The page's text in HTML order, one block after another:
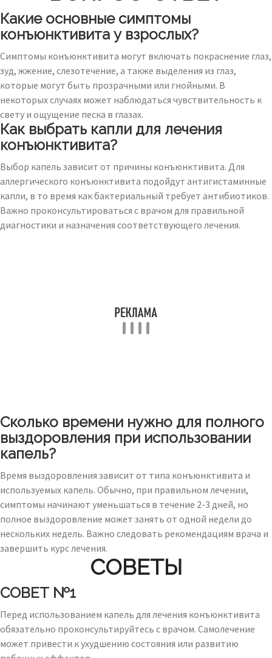
Какие основные симптомы
конъюнктивита у взрослых?
Симптомы конъюнктивита могут включать покраснение глаз,
зуд, жжение, слезотечение, а также выделения из глаз,
которые могут быть прозрачными или гнойными. В
некоторых случаях может наблюдаться чувствительность к
свету и ощущение песка в глазах.
Как выбрать капли для лечения
конъюнктивита?
Выбор капель зависит от причины конъюнктивита. Для
аллергического конъюнктивита подойдут антигистаминные
капли, в то время как бактериальный требует антибиотиков.
Важно проконсультироваться с врачом для правильной
диагностики и назначения соответствующего лечения.
Сколько времени нужно для полного
выздоровления при использовании
капель?
Время выздоровления зависит от типа конъюнктивита и
используемых капель. Обычно, при правильном лечении,
симптомы начинают уменьшаться в течение 2-3 дней, но
полное выздоровление может занять от одной недели до
нескольких недель. Важно следовать рекомендациям врача и
завершить курс лечения.
СОВЕТЫ
СОВЕТ №1
Перед использованием капель для лечения конъюнктивита
обязательно проконсультируйтесь с врачом. Самолечение
может привести к ухудшению состояния или развитию